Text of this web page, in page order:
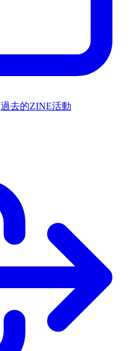
過去的ZINE活動